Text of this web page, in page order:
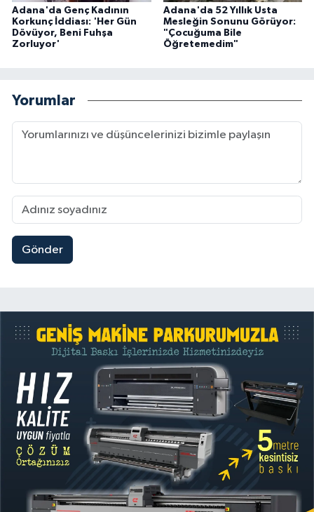
Adana'da Genç Kadının
Korkunç İddiası: 'Her Gün
Dövüyor, Beni Fuhşa
Zorluyor'
Adana'da 52 Yıllık Usta
Mesleğin Sonunu Görüyor:
"Çocuğuma Bile
Öğretemedim"
Yorumlar
Gönder